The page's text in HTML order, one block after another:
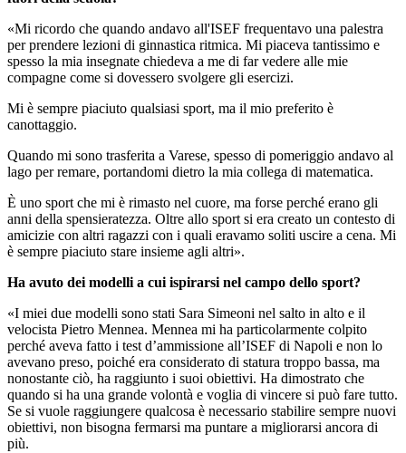
«Mi ricordo che quando andavo all'ISEF frequentavo una palestra
per prendere lezioni di ginnastica ritmica. Mi piaceva tantissimo e
spesso la mia insegnate chiedeva a me di far vedere alle mie
compagne come si dovessero svolgere gli esercizi.
Mi è sempre piaciuto qualsiasi sport, ma il mio preferito è
canottaggio.
Quando mi sono trasferita a Varese, spesso di pomeriggio andavo al
lago per remare, portandomi dietro la mia collega di matematica.
È uno sport che mi è rimasto nel cuore, ma forse perché erano gli
anni della spensieratezza. Oltre allo sport si era creato un contesto di
amicizie con altri ragazzi con i quali eravamo soliti uscire a cena. Mi
è sempre piaciuto stare insieme agli altri».
Ha avuto dei modelli a cui ispirarsi nel campo dello sport?
«I miei due modelli sono stati Sara Simeoni nel salto in alto e il
velocista Pietro Mennea. Mennea mi ha particolarmente colpito
perché aveva fatto i test d’ammissione all’ISEF di Napoli e non lo
avevano preso, poiché era considerato di statura troppo bassa, ma
nonostante ciò, ha raggiunto i suoi obiettivi. Ha dimostrato che
quando si ha una grande volontà e voglia di vincere si può fare tutto.
Se si vuole raggiungere qualcosa è necessario stabilire sempre nuovi
obiettivi, non bisogna fermarsi ma puntare a migliorarsi ancora di
più.